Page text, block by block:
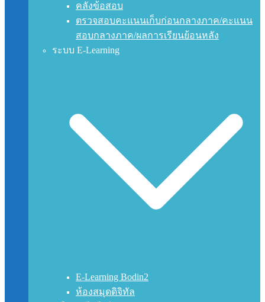
คลังข้อสอบ
ตรวจสอบคะแนนเก็บก่อนกลางภาค/คะแนน
สอบกลางภาค/ผลการเรียนย้อนหลัง
ระบบ E-Learning
E-Learning Bodin2
ห้องสมุดดิจิทัล